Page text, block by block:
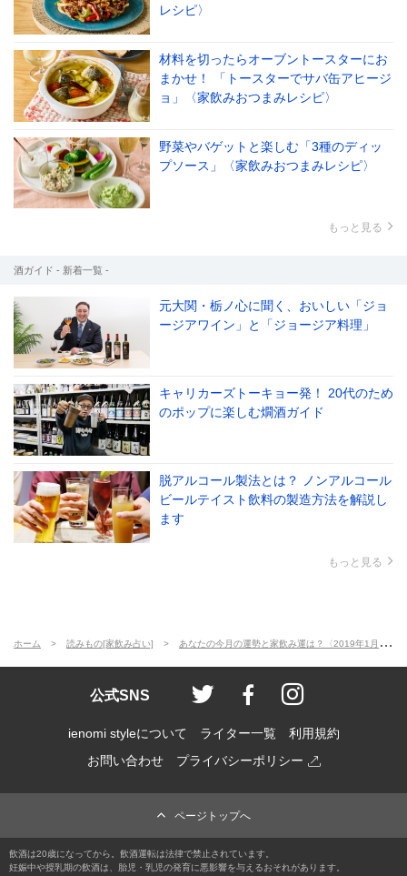
レシピ〉
材料を切ったらオーブントースターにお
まかせ！ 「トースターでサバ缶アヒージ
ョ」〈家飲みおつまみレシピ〉
野菜やバゲットと楽しむ「3種のディッ
プソース」〈家飲みおつまみレシピ〉
もっと見る
酒ガイド - 新着一覧 -
元大関・栃ノ心に聞く、おいしい「ジョ
ージアワイン」と「ジョージア料理」
キャリカーズトーキョー発！ 20代のため
のポップに楽しむ燗酒ガイド
脱アルコール製法とは？ ノンアルコール
ビールテイスト飲料の製造方法を解説し
ます
もっと見る
ホーム 読みもの[家飲み占い] あなたの今月の運勢と家飲み運は？〈2019年1月の家飲み占い〉
公式SNS ienomi style[イ
ienomi style[
ienomi
ienomi styleについて ライター一覧
利用規約
お問い合わせ
プライバシーポリシー
ページトップへ
飲酒は20歳になってから。飲酒運転は法律で禁止されています。
妊娠中や授乳期の飲酒は、胎児・乳児の発育に悪影響を与えるおそれがあります。